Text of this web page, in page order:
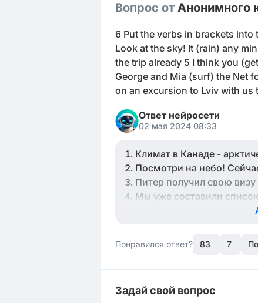
Вопрос от Анонимного
6 Put the verbs in brackets into
Look at the sky! It (rain) any
the trip already 5 I think you
George and Mia (surf) the Net
on an excursion to Lviv with us
Ответ нейросети
02 мая 2024 08:33
Климат в Канаде -
Посмотри на небо!
Питер получил свою
Мы уже составили
Я думаю, что ты
Георг и Миа сейчас ищут
Эдди упаковывал свой
Анн отправится с нами
Понравился ответ? 83 7
Задай свой вопрос